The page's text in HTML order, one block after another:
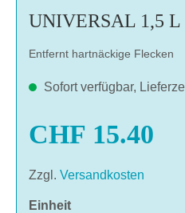
UNIVERSAL 1,5 L
Entfernt hartnäckige Flecken
Sofort verfügbar,
CHF 15.40
Zzgl. Versandkosten
Einheitauswählen